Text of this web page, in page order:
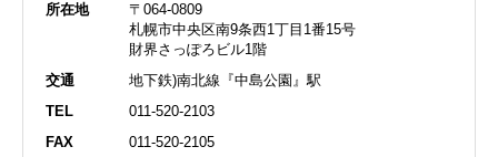
所在地
〒064-0809
札幌市中央区南9条西1丁目1番15号
財界さっぽろビル1階
交通
地下鉄)南北線『中島公園』駅
TEL
011-520-2103
FAX
011-520-2105